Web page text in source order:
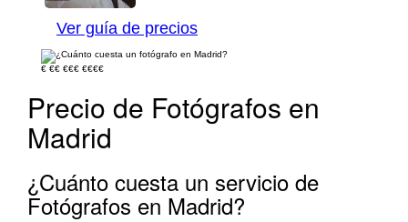
Ver guía de precios
€ €€ €€€ €€€€
Precio de Fotógrafos en
Madrid
¿Cuánto cuesta un servicio de
Fotógrafos en Madrid?